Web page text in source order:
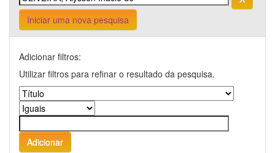
Iniciar uma nova pesquisa
Adicionar filtros:
Utilizar filtros para refinar o resultado da pesquisa.